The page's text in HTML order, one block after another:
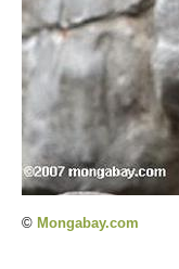
© Mongabay.com